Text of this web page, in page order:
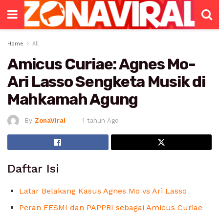
Home All
Amicus Curiae: Agnes Mo-
Ari Lasso Sengketa Musik di
Mahkamah Agung
By ZonaViral 1 tahun Ago
Daftar Isi
Latar Belakang Kasus Agnes Mo vs Ari Lasso
Peran FESMI dan PAPPRI sebagai Amicus Curiae